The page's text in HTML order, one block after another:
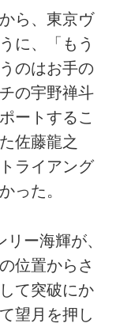
ら、東京ヴ
に、「もう
のはお手の
の宇野禅斗
ートするこ
佐藤龍之
ライアング
った。
ー海輝が、
位置からさ
て突破にか
望月を押し